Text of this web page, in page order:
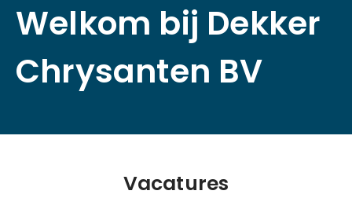
Welkom bij Dekker
Chrysanten BV
Vacatures